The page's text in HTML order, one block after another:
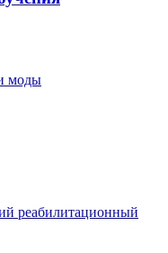
моды
реабилитационный